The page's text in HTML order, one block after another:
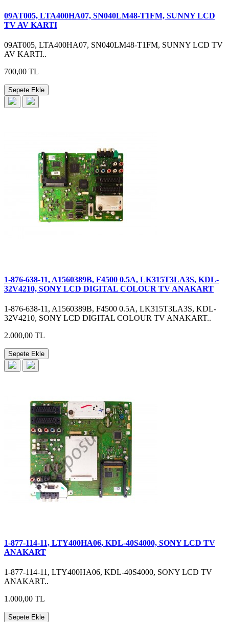
09AT005, LTA400HA07, SN040LM48-T1FM, SUNNY LCD
TV AV KARTI
09AT005, LTA400HA07, SN040LM48-T1FM, SUNNY LCD TV
AV KARTI..
700,00 TL
Sepete Ekle
1-876-638-11, A1560389B, F4500 0.5A, LK315T3LA3S, KDL-
32V4210, SONY LCD DIGITAL COLOUR TV ANAKART
1-876-638-11, A1560389B, F4500 0.5A, LK315T3LA3S, KDL-
32V4210, SONY LCD DIGITAL COLOUR TV ANAKART..
2.000,00 TL
Sepete Ekle
1-877-114-11, LTY400HA06, KDL-40S4000, SONY LCD TV
ANAKART
1-877-114-11, LTY400HA06, KDL-40S4000, SONY LCD TV
ANAKART..
1.000,00 TL
Sepete Ekle